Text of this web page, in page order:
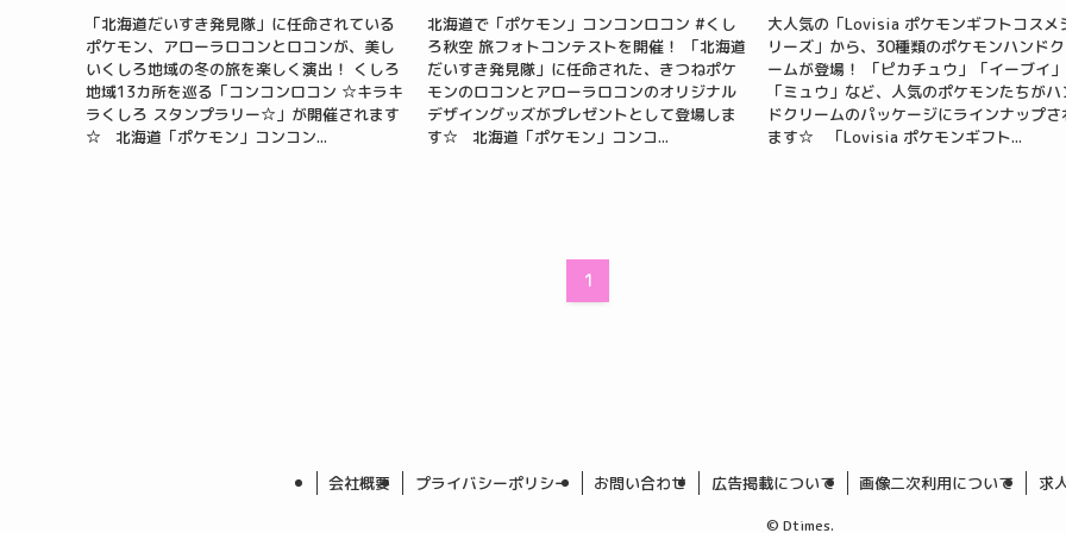
「北海道だいすき発見隊」に任命されている
ポケモン、アローラロコンとロコンが、美し
いくしろ地域の冬の旅を楽しく演出！ くしろ
地域13カ所を巡る「コンコンロコン ☆キラキ
ラくしろ スタンプラリー☆」が開催されます
☆ 北海道「ポケモン」コンコン...
北海道で「ポケモン」コンコンロコン #くし
ろ秋空 旅フォトコンテストを開催！ 「北海道
だいすき発見隊」に任命された、きつねポケ
モンのロコンとアローラロコンのオリジナル
デザイングッズがプレゼントとして登場しま
す☆ 北海道「ポケモン」コンコ...
大人気の「Lovisia ポケモンギフトコスメ
リーズ」から、30種類のポケモンハンド
ームが登場！ 「ピカチュウ」「イーブイ」
「ミュウ」など、人気のポケモンたちがハ
ドクリームのパッケージにラインナップさ
ます☆ 「Lovisia ポケモンギフト...
1
会社概要 プライバシーポリシー お問い合わせ 広告掲載について 画像二次利用について 求
© Dtimes.